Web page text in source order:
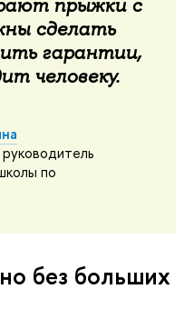
прыжки с
сделать
гарантии,
человеку.
по
без больших